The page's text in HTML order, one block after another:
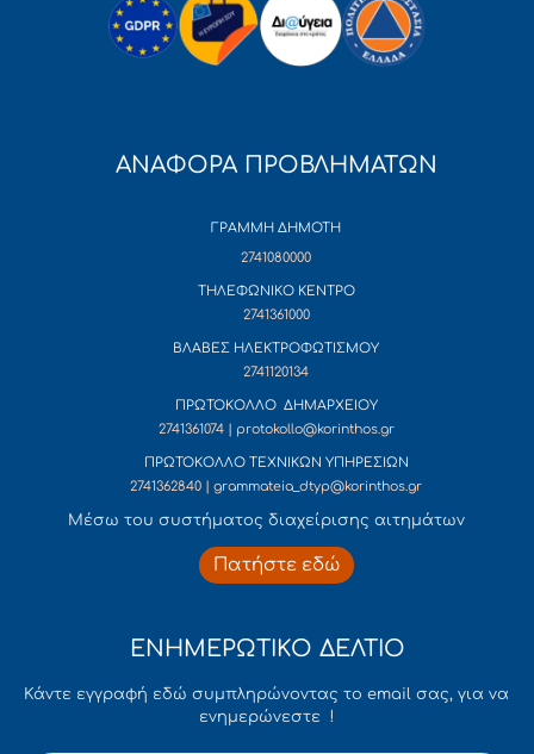
ΑΝΑΦΟΡΑ ΠΡΟΒΛΗΜΑΤΩΝ
ΓΡΑΜΜΗ ΔΗΜΟΤΗ
2741080000
ΤΗΛΕΦΩΝΙΚΟ ΚΕΝΤΡΟ
2741361000
ΒΛΑΒΕΣ ΗΛΕΚΤΡΟΦΩΤΙΣΜΟΥ
2741120134
ΠΡΩΤΟΚΟΛΛΟ ΔΗΜΑΡΧΕΙΟΥ
2741361074 | protokollo@korinthos.gr
ΠΡΩΤΟΚΟΛΛΟ ΤΕΧΝΙΚΩΝ ΥΠΗΡΕΣΙΩΝ
2741362840 | grammateia_dtyp@korinthos.gr
Mέσω του συστήματος διαχείρισης αιτημάτων
Πατήστε εδώ
ΕΝΗΜΕΡΩΤΙΚΟ ΔΕΛΤΙΟ
Κάντε εγγραφή εδώ συμπληρώνοντας το email σας, για να
ενημερώνεστε !